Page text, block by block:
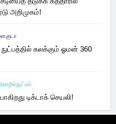
அறிமுகம்!
கலக்கும் ஓமன் 360
டிக்டாக் செயலி!